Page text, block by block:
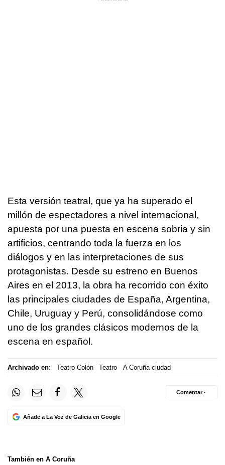
Esta versión teatral, que ya ha superado el
millón de espectadores a nivel internacional,
apuesta por una puesta en escena sobria y sin
artificios, centrando toda la fuerza en los
diálogos y en las interpretaciones de sus
protagonistas. Desde su estreno en Buenos
Aires en el 2013, la obra ha recorrido con éxito
las principales ciudades de España, Argentina,
Chile, Uruguay y Perú, consolidándose como
uno de los grandes clásicos modernos de la
escena en español.
Archivado en: Teatro Colón Teatro A Coruña ciudad
Añade a La Voz de Galicia en Google
Comentar ·
También en A Coruña